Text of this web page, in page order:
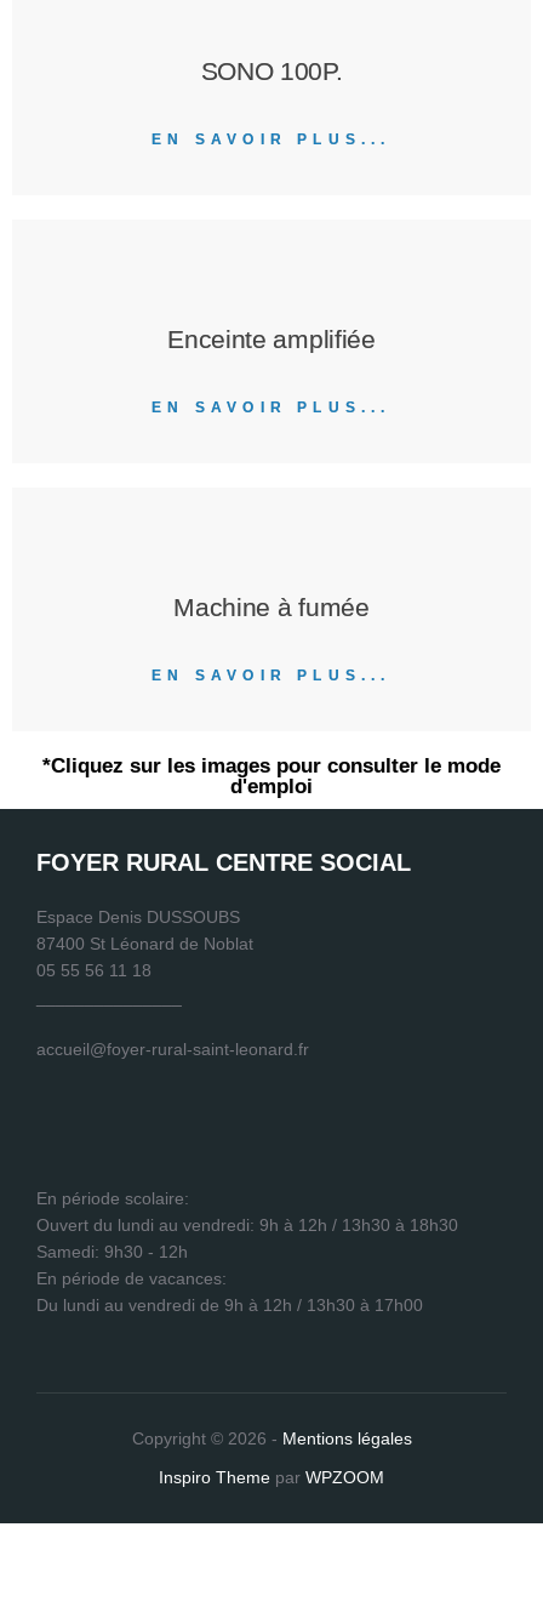
SONO 100P.
EN SAVOIR PLUS...
Enceinte amplifiée
EN SAVOIR PLUS...
Machine à fumée
EN SAVOIR PLUS...
*Cliquez sur les images pour consulter le mode
d'emploi
FOYER RURAL CENTRE SOCIAL
Espace Denis DUSSOUBS
87400 St Léonard de Noblat
05 55 56 11 18
accueil@foyer-rural-saint-leonard.fr
En période scolaire:
Ouvert du lundi au vendredi: 9h à 12h / 13h30 à 18h30
Samedi: 9h30 - 12h
En période de vacances:
Du lundi au vendredi de 9h à 12h / 13h30 à 17h00
Copyright © 2026 - Mentions légales
Inspiro Theme par WPZOOM